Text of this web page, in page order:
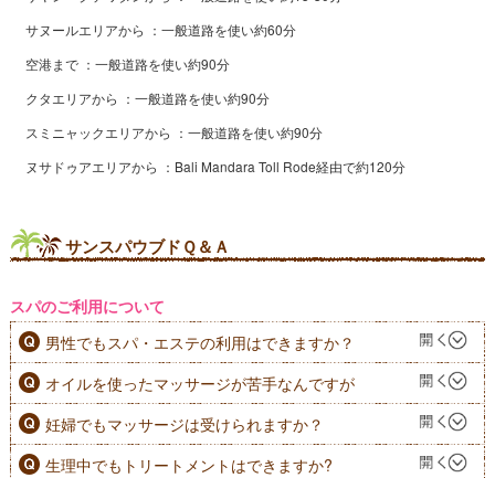
サヌールエリアから
一般道路を使い約60分
空港まで
一般道路を使い約90分
クタエリアから
一般道路を使い約90分
スミニャックエリアから
一般道路を使い約90分
ヌサドゥアエリアから
Bali Mandara Toll Rode経由で約120分
サンスパウブドＱ＆Ａ
スパのご利用について
男性でもスパ・エステの利用はできますか？
オイルを使ったマッサージが苦手なんですが
妊婦でもマッサージは受けられますか？
生理中でもトリートメントはできますか?